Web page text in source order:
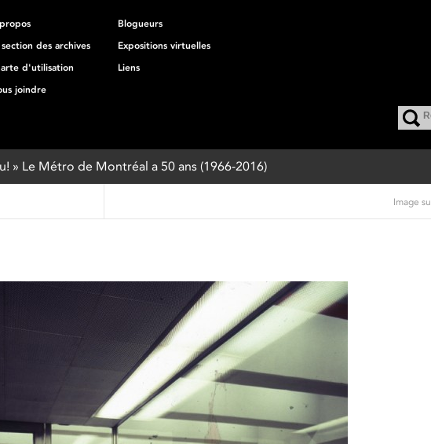
Blogueurs
section des archives
Expositions virtuelles
d'utilisation
Liens
joindre
Le Métro de Montréal a 50 ans (1966-2016)
Image